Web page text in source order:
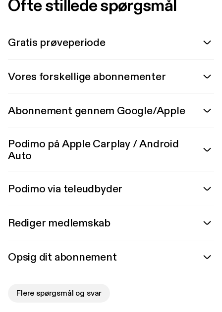
Ofte stillede spørgsmål
Gratis prøveperiode
Vores forskellige abonnementer
Abonnement gennem Google/Apple
Podimo på Apple Carplay / Android
Auto
Podimo via teleudbyder
Rediger medlemskab
Opsig dit abonnement
Flere spørgsmål og svar